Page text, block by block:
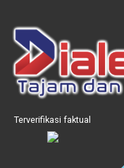
Terverifikasi faktual